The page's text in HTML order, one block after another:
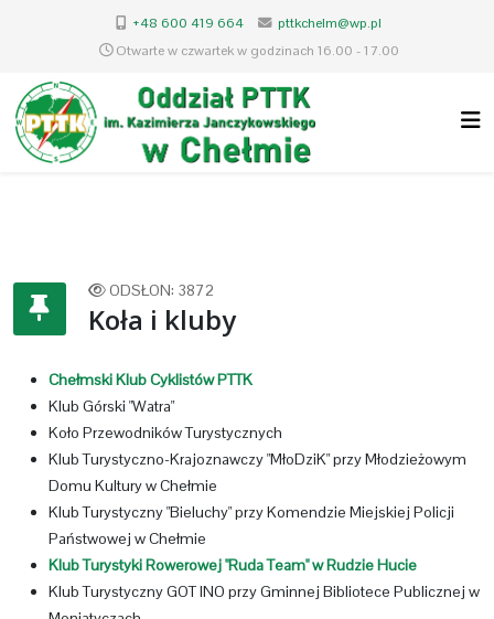
+48 600 419 664
pttkchelm@wp.pl
Otwarte w czwartek w godzinach 16.00 - 17.00
ODSŁON: 3872
Koła i kluby
Chełmski Klub Cyklistów PTTK
Klub Górski "Watra"
Koło Przewodników Turystycznych
Klub Turystyczno-Krajoznawczy "MłoDziK" przy Młodzieżowym
Domu Kultury w Chełmie
Klub Turystyczny "Bieluchy" przy Komendzie Miejskiej Policji
Państwowej w Chełmie
Klub Turystyki Rowerowej "Ruda Team" w Rudzie Hucie
Klub Turystyczny GOT INO przy Gminnej Bibliotece Publicznej w